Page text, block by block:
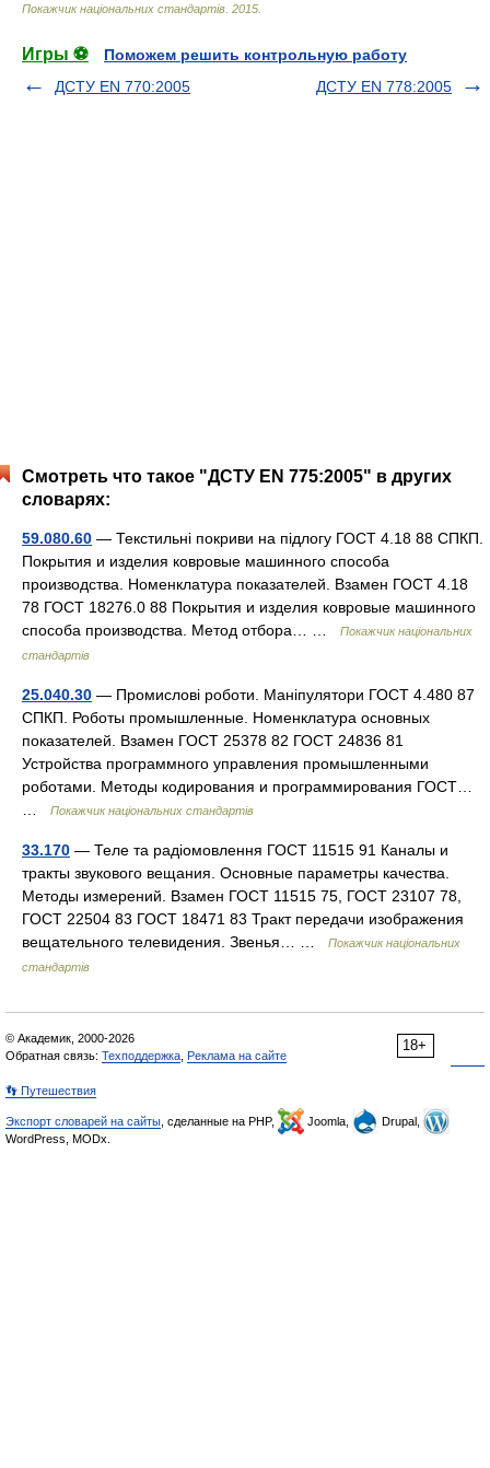
Покажчик національних стандартів 2015
Игры ⚽
Поможем решить контрольную работу
ДСТУ EN 770:2005
ДСТУ EN 778:2005
Смотреть что такое "ДСТУ EN 775:2005" в других
словарях:
59.080.60 — Текстильні покриви на підлогу ГОСТ 4.18 88 СПКП.
Покрытия и изделия ковровые машинного способа
производства. Номенклатура показателей. Взамен ГОСТ 4.18
78 ГОСТ 18276.0 88 Покрытия и изделия ковровые машинного
способа производства. Метод отбора… …
Покажчик національних
стандартів
25.040.30 — Промислові роботи. Маніпулятори ГОСТ 4.480 87
СПКП. Роботы промышленные. Номенклатура основных
показателей. Взамен ГОСТ 25378 82 ГОСТ 24836 81
Устройства программного управления промышленными
роботами. Методы кодирования и программирования ГОСТ…
Покажчик національних стандартів
33.170 — Теле та радіомовлення ГОСТ 11515 91 Каналы и
тракты звукового вещания. Основные параметры качества.
Методы измерений. Взамен ГОСТ 11515 75, ГОСТ 23107 78,
ГОСТ 22504 83 ГОСТ 18471 83 Тракт передачи изображения
вещательного телевидения. Звенья… …
Покажчик національних
стандартів
18+
© Академик, 2000-2026
Обратная связь: Техподдержка Реклама на сайте
👣 Путешествия
Экспорт словарей на сайты , сделанные на PHP, Joomla,
Drupal,
WordPress, MODx.